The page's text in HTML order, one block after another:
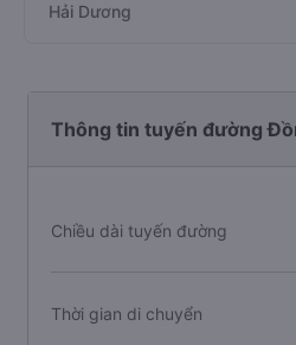
Hải Dương
Thông tin tuyến đường
Chiều dài tuyến đường
Thời gian di chuyển